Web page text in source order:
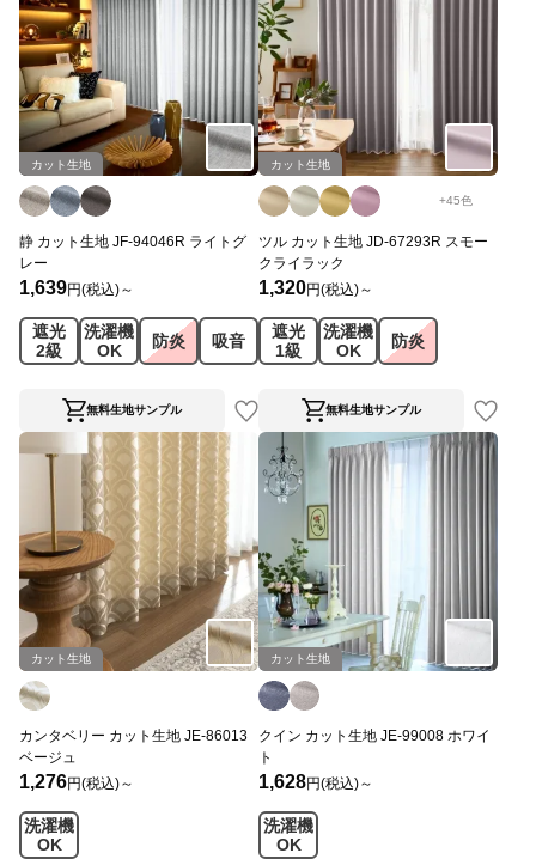
カット生地
静 カット生地 JF-94046R ライトグ
レー
1,639円(税込)～
遮光
2級
洗濯機
OK
防炎 吸音
無料生地サンプル
カット生地
+45色
ツル カット生地 JD-67293R スモー
クライラック
1,320円(税込)～
遮光
1級
洗濯機
OK
防炎
無料生地サンプル
カット生地
カンタベリー カット生地 JE-86013
ベージュ
1,276円(税込)～
洗濯機
OK
カット生地
クイン カット生地 JE-99008 ホワイ
ト
1,628円(税込)～
洗濯機
OK